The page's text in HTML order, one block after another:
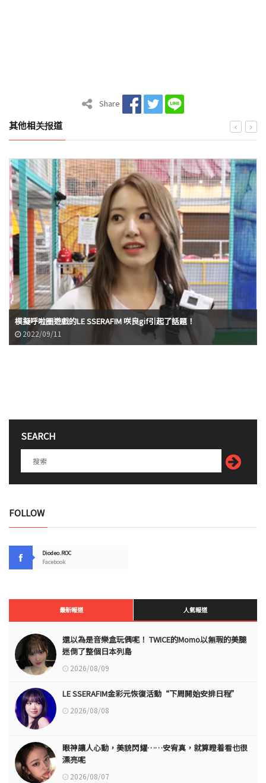
Share
其他相关报道
模擬呼啦圈遊戲的LE SSERAFIM 咲良gif引起了話題！
2022/09/11
SEARCH
FOLLOW
Diodeo.ROC
Facebook
最新報道 人氣報道
還以為是音樂盒玩偶呢！ TWICE的Momo以無瑕的美腿
迷倒了整個日本列島
2026/08/09
LE SSERAFIM金彩元恢復活動“下周開始安排日程”
2026/08/08
眼神讓人心動，美貌閃耀……安宥真，就算瞪着看也很
漂亮呢
2026/08/07